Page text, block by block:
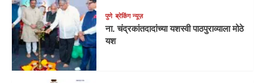
पुणे ब्रेकिंग न्यूज़
ना. चंद्रकांतदादांच्या यशस्वी पाठपुराव्याला मोठे
यश